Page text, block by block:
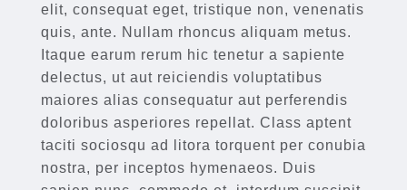
elit, consequat eget, tristique non, venenatis
quis, ante. Nullam rhoncus aliquam metus.
Itaque earum rerum hic tenetur a sapiente
delectus, ut aut reiciendis voluptatibus
maiores alias consequatur aut perferendis
doloribus asperiores repellat. Class aptent
taciti sociosqu ad litora torquent per conubia
nostra, per inceptos hymenaeos. Duis